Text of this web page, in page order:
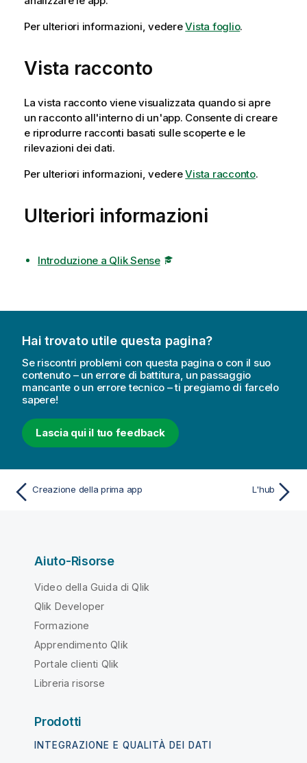
Per ulteriori informazioni, vedereVista foglio.
Vista racconto
La vista racconto viene visualizzata quando si apre
un racconto all'interno di un'app. Consente di creare
e riprodurre racconti basati sulle scoperte e le
rilevazioni dei dati.
Per ulteriori informazioni, vedereVista racconto.
Ulteriori informazioni
Introduzione a Qlik Sense
Hai trovato utile questa pagina?
Se riscontri problemi con questa pagina o con il suo
contenuto – un errore di battitura, un passaggio
mancante o un errore tecnico – ti pregiamo di farcelo
sapere!
Lascia qui il tuo feedback
Creazione della prima app L'hub
Aiuto-Risorse
Video della Guida di Qlik
Qlik Developer
Formazione
Apprendimento Qlik
Portale clienti Qlik
Libreria risorse
Prodotti
INTEGRAZIONE E QUALITÀ DEI DATI